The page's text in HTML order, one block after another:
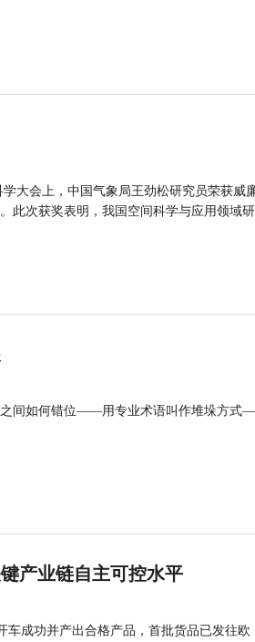
大会上，中国气象局王劲松研究员荣获威
此次获奖表明，我国空间科学与应用领域
之间如何错位——用专业术语叫作堆垛方
产业链自主可控水平
车成功并产出合格产品，首批货品已发往欧